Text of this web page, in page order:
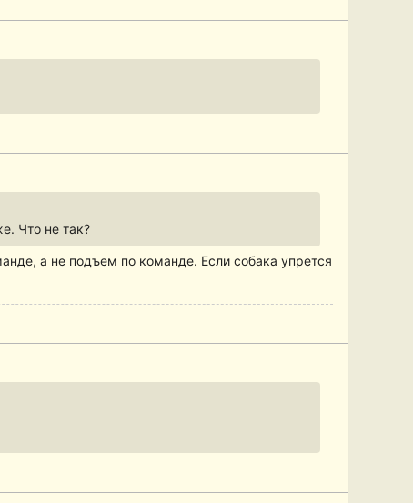
Что не так?
а не подъем по команде. Если собака упрется